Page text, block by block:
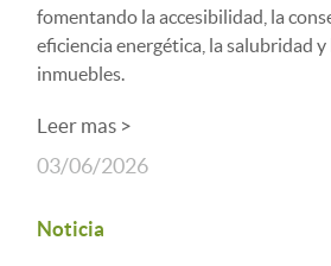
fomentando la accesibilidad, la
eficiencia energética, la salubridad
inmuebles.
Leer mas >
03/06/2026
Noticia